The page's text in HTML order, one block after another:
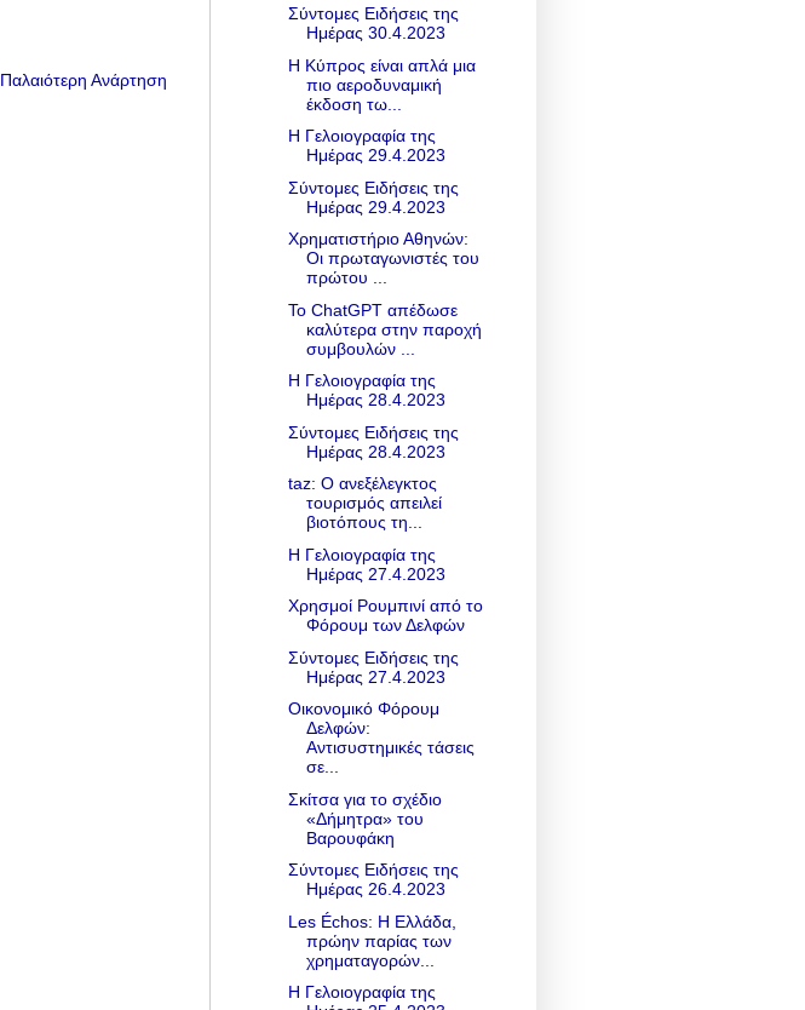
Παλαιότερη Ανάρτηση
Σύντομες Ειδήσεις της
Ημέρας 30.4.2023
Η Κύπρος είναι απλά μια
πιο αεροδυναμική
έκδοση τω...
Η Γελοιογραφία της
Ημέρας 29.4.2023
Σύντομες Ειδήσεις της
Ημέρας 29.4.2023
Χρηματιστήριο Αθηνών:
Οι πρωταγωνιστές του
πρώτου ...
Το ChatGPT απέδωσε
καλύτερα στην παροχή
συμβουλών ...
Η Γελοιογραφία της
Ημέρας 28.4.2023
Σύντομες Ειδήσεις της
Ημέρας 28.4.2023
taz: Ο ανεξέλεγκτος
τουρισμός απειλεί
βιοτόπους τη...
Η Γελοιογραφία της
Ημέρας 27.4.2023
Χρησμοί Ρουμπινί από το
Φόρουμ των Δελφών
Σύντομες Ειδήσεις της
Ημέρας 27.4.2023
Οικονομικό Φόρουμ
Δελφών:
Αντισυστημικές τάσεις
σε...
Σκίτσα για το σχέδιο
«Δήμητρα» του
Βαρουφάκη
Σύντομες Ειδήσεις της
Ημέρας 26.4.2023
Les Échos: Η Ελλάδα,
πρώην παρίας των
χρηματαγορών...
Η Γελοιογραφία της